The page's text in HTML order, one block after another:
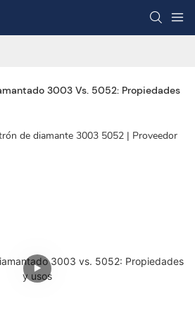
3003 Vs. 5052: Propiedades
de diamante 3003 5052 | Proveedor